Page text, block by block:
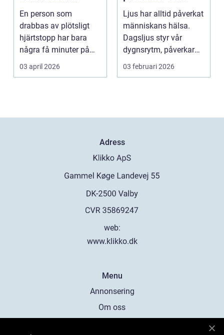
En person som
drabbas av plötsligt
hjärtstopp har bara
några få minuter på
sig. För varje minut
utan...
03 april 2026
hälsa och
välbefinnande
Ljus har alltid påverkat
människans hälsa.
Dagsljus styr vår
dygnsrytm, påverkar
humör, sömn och ene...
03 februari 2026
Adress
web:
www.klikko.dk
Menu
Annonsering
Om oss